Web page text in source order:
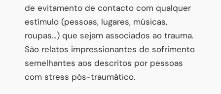
de evitamento de contacto com qualquer
estímulo (pessoas, lugares, músicas,
roupas…) que sejam associados ao trauma.
São relatos impressionantes de sofrimento
semelhantes aos descritos por pessoas
com stress pós-traumático.